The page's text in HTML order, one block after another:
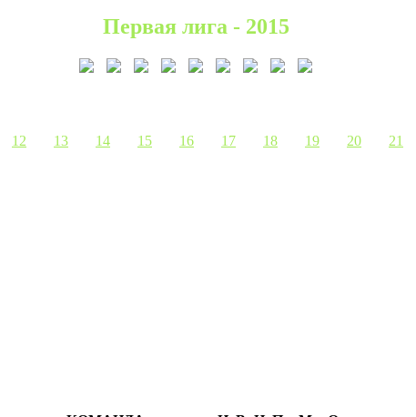
Первая лига - 2015
12 13 14 15 16 17 18 19 20 21